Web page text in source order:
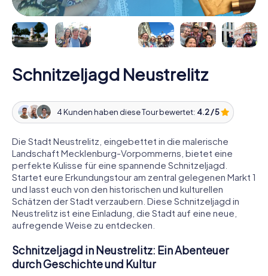
Schnitzeljagd Neustrelitz
4 Kunden haben diese Tour bewertet: 4.2 / 5
Die Stadt Neustrelitz, eingebettet in die malerische
Landschaft Mecklenburg-Vorpommerns, bietet eine
perfekte Kulisse für eine spannende Schnitzeljagd.
Startet eure Erkundungstour am zentral gelegenen Markt 1
und lasst euch von den historischen und kulturellen
Schätzen der Stadt verzaubern. Diese Schnitzeljagd in
Neustrelitz ist eine Einladung, die Stadt auf eine neue,
aufregende Weise zu entdecken.
Schnitzeljagd in Neustrelitz: Ein Abenteuer
durch Geschichte und Kultur